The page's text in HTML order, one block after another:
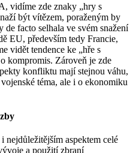
vidíme zde znaky „hry s
být vítězem, poraženým by
facto selhala ve svém snažení
EU, především tedy Francie,
vidět tendence ke „hře s
kompromis. Zároveň je zde
konfliktu mají stejnou váhu,
téma, ale i o ekonomiku
nejdůležitějším aspektem celé
a použití zbraní